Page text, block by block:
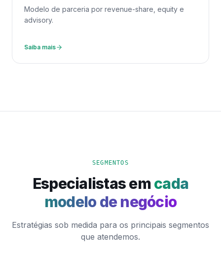
Modelo de parceria por revenue-share, equity e
advisory.
Saiba mais
SEGMENTOS
Especialistas emcada
modelo de negócio
Estratégias sob medida para os principais segmentos
que atendemos.